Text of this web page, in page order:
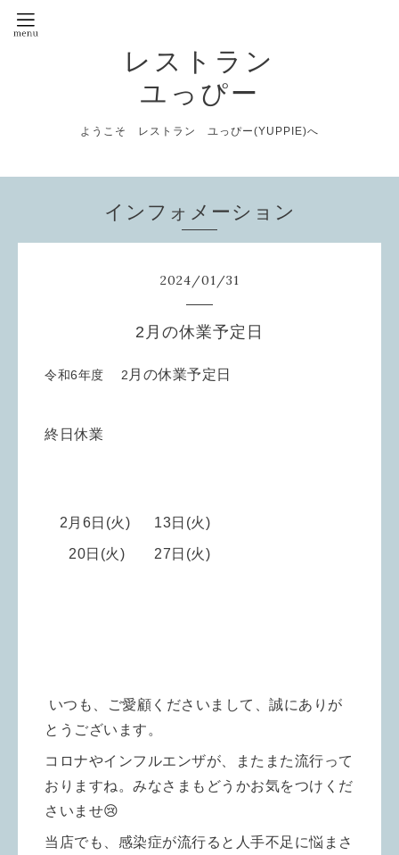
レストラン
ユっぴー
ようこそ レストラン ユっぴー(YUPPIE)へ
インフォメーション
2024/01/31
2月の休業予定日
令和6年度 2 月の休業予定日
終日休業
2月6日(火) 13日(火)
20日(火) 27 日(火)
いつも、ご愛顧くださいまして、誠にありが
とうございます。
コロナやインフルエンザが、またまた流行って
おりますね。みなさまもどうかお気をつけくだ
さいませ😢
当店でも、感染症が流行ると人手不足に悩まさ